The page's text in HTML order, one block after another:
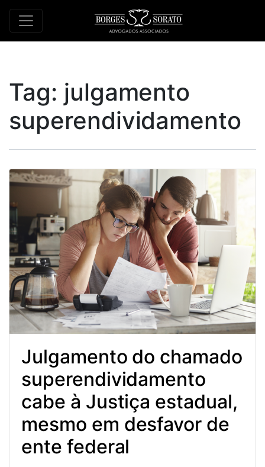
Tag: julgamento
superendividamento
Julgamento do chamado
superendividamento
cabe à Justiça estadual,
mesmo em desfavor de
ente federal